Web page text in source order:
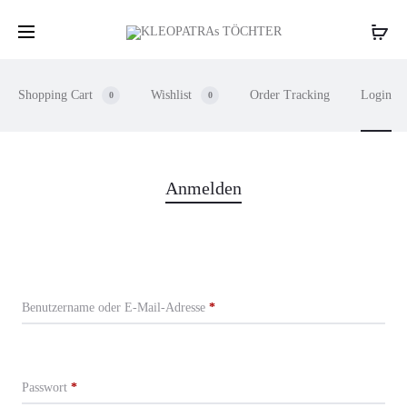
Shopping Cart 0 Wishlist 0 Order Tracking Login
c
c
Anmelden
Benutzername oder E-Mail-Adresse *Erforderlich
Passwort *Erforderlich